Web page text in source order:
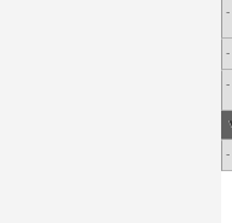
-
-
-
-